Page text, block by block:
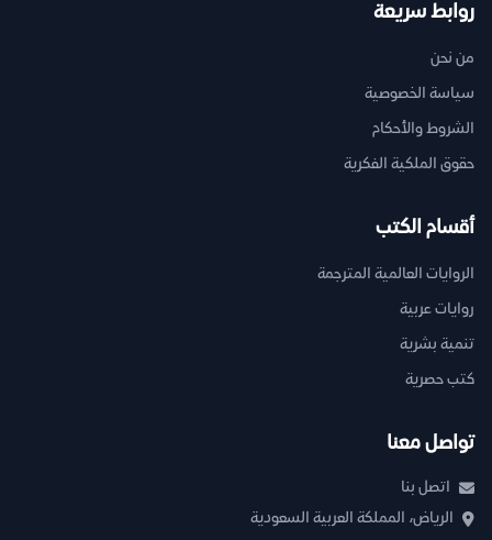
روابط سريعة
من نحن
سياسة الخصوصية
الشروط والأحكام
حقوق الملكية الفكرية
أقسام الكتب
الروايات العالمية المترجمة
روايات عربية
تنمية بشرية
كتب حصرية
تواصل معنا
اتصل بنا
الرياض، المملكة العربية السعودية